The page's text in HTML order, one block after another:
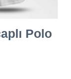
Polo